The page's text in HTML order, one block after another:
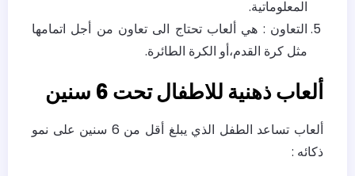
المعلوماتية.
التعاون : هي ألعاب تحتاج الى تعاون من أجل اتمامها
مثل كرة القدم،أو الكرة الطائرة.
ألعاب ذهنية للاطفال تحت 6 سنين
ألعاب تساعد الطفل الذي يبلغ أقل من 6 سنين على نمو
ذكائه :